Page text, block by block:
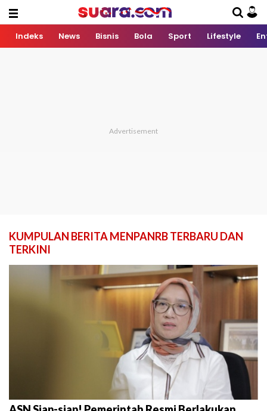
Indeks News Bisnis Bola Sport Lifestyle
KUMPULAN BERITA MENPANRB TERBARU DAN
TERKINI